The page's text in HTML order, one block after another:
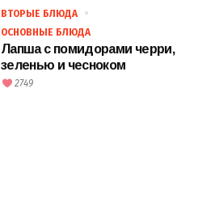
ВТОРЫЕ БЛЮДА
ОСНОВНЫЕ БЛЮДА
Лапша с помидорами черри,
зеленью и чесноком
2749